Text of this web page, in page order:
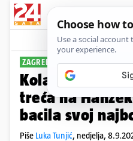
ZAGREBAČKI MITING
Kolak bacila
treća na
bacila svoj
Piše Luka Tunjić, nedjelja,